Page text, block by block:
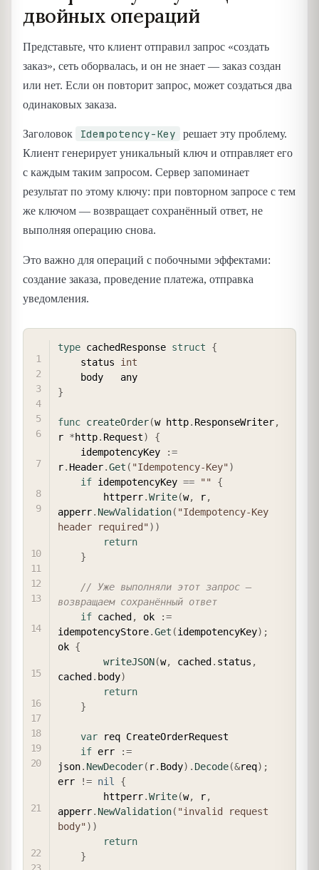
двойных операций
Представьте, что клиент отправил запрос «создать
заказ», сеть оборвалась, и он не знает — заказ создан
или нет. Если он повторит запрос, может создаться два
одинаковых заказа.
Заголовок Idempotency-Key
решает эту проблему.
Клиент генерирует уникальный ключ и отправляет его
с каждым таким запросом. Сервер запоминает
результат по этому ключу: при повторном запросе с тем
же ключом — возвращает сохранённый ответ, не
выполняя операцию снова.
Это важно для операций с побочными эффектами:
создание заказа, проведение платежа, отправка
уведомления.
type cachedResponse struct
{
    status
int
}
func createOrder(w http. ResponseWriter,
r *http. Request)
{
    idempotencyKey
:=
r. Header.Get ( "Idempotency-Key")
if idempotencyKey == ""
{
        httperr
.Write(w, r,
apperr. NewValidation( "Idempotency-Key
header required") )
return
}
// Уже выполняли этот запрос —
возвращаем сохранённый ответ
if cached , ok
:=
idempotencyStore.Get (idempotencyKey) ;
ok {
writeJSON(w, cached . status ,
cached . body)
return
}
var req CreateOrderRequest
if err
:=
json. NewDecoder( r. Body) . Decode(&req) ;
err
!= nil
{
        httperr
.Write(w, r,
apperr. NewValidation( "invalid request
body") )
return
}